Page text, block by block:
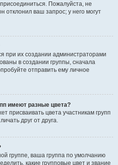
Пожалуйста, не
отклонил ваш запрос; у него могут
при их создании администраторами
в создании группы, сначала
отправить ему личное
имеют разные цвета?
присваивать цвета участникам групп
друг от друга.
группе, ваша группа по умолчанию
какие групповые цвет и звание